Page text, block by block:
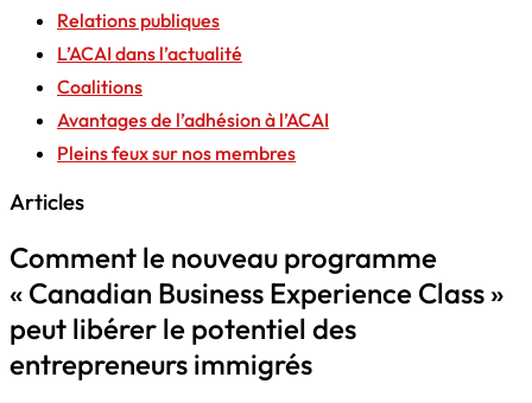
Relations publiques
L’ACAI dans l’actualité
Coalitions
Avantages de l’adhésion à l’ACAI
Pleins feux sur nos membres
Articles
Comment le nouveau programme
« Canadian Business Experience Class »
peut libérer le potentiel des
entrepreneurs immigrés